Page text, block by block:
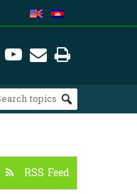
RSS Feed